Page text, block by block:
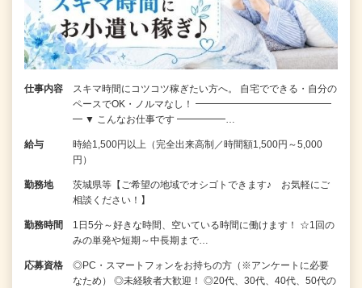
仕事内容
スキマ時間にコツコツ稼ぎたい方へ。 自宅でできる・自分の
ペースでOK・ノルマなし！ ━━━━━━━━━━━━━━
━ ▼ こんなお仕事です ━━━━━…
給与
時給1,500円以上（完全出来高制／時間額1,500円～5,000
円）
勤務地
茨城県等【ご希望の地域でオシゴトできます♪ お気軽にご
相談ください！】
勤務時間
1日5分～好きな時間、空いている時間に働けます！ ☆1回の
みの単発や短期～中長期まで…
応募資格
◎PC・スマートフォンをお持ちの方（※アンケートに必要
なため） ◎未経験者大歓迎！ ◎20代、30代、40代、50代の